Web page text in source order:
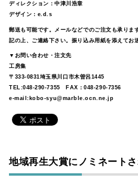
ディレクション：中津川浩章
デザイン：e.d.s
郵送も可能です。メールなどでのご注文も承りま
記の上、ご連絡下さい。振り込み用紙を添えてお
▼お問い合わせ・注文先
工房集
〒333-0831埼玉県川口市木曽呂1445
TEL:048‐290-7355 FAX：048-290-7356
e-mail:kobo-syu@marble.ocn.ne.jp
地域再生大賞にノミネート